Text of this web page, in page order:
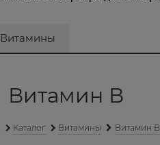
Витамины
Витамин В
Каталог Витамины Витамин В